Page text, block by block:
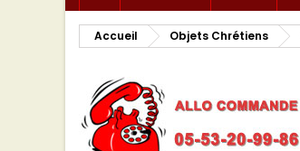
Accueil Objets Chrétiens